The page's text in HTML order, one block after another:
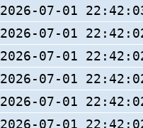
2026-07-01
2026-07-01
2026-07-01
2026-07-01
2026-07-01
2026-07-01